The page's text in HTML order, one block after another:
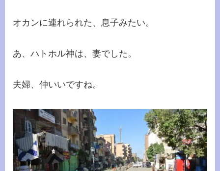
オカンに連れられた、息子みたい。
あ、ハトホル神は、妻でした。
夫婦、仲いいですね。